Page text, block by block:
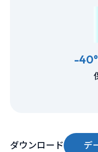
-
ダウンロード デ